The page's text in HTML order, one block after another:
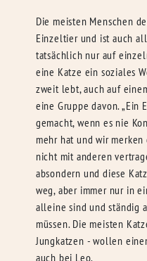
Die meisten Menschen
Einzeltier und ist auch
tatsächlich nur auf
eine Katze ein soziales
zweit lebt, auch auf
eine Gruppe davon. „Ein
gemacht, wenn es nie
mehr hat und wir merken
nicht mit anderen
absondern und diese
weg, aber immer nur in
alleine sind und ständig
müssen. Die meisten
Jungkatzen - wollen
auch bei Leo.